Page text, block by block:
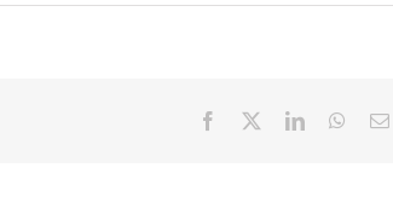
Facebook LinkedIn